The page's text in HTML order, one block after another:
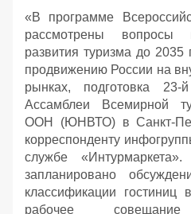
«В программе
рассмотрены вопросы
развития туризма до
продвижению России на
рынках, подготовка 23-
Ассамблеи Всемирной
ООН (ЮНВТО) в Санкт-
корреспонденту
службе
запланировано
классификации
рабочее